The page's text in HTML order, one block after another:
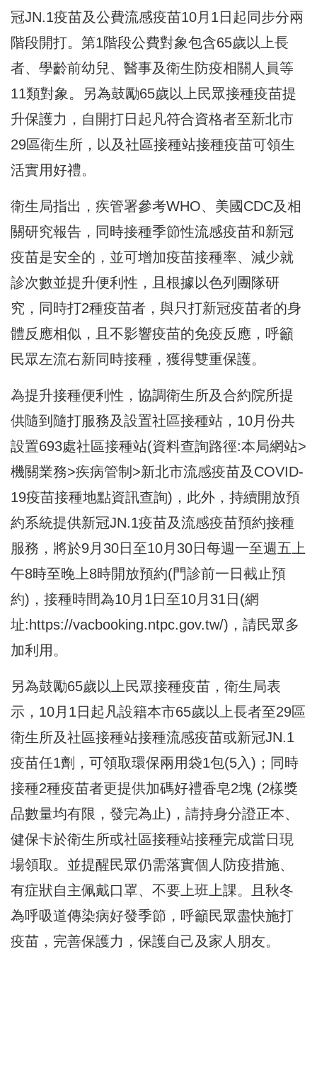
冠JN.1疫苗及公費流感疫苗10月1日起同步分兩
階段開打。第1階段公費對象包含65歲以上長
者、學齡前幼兒、醫事及衛生防疫相關人員等
11類對象。另為鼓勵65歲以上民眾接種疫苗提
升保護力，自開打日起凡符合資格者至新北市
29區衛生所，以及社區接種站接種疫苗可領生
活實用好禮。
衛生局指出，疾管署參考WHO、美國CDC及相
關研究報告，同時接種季節性流感疫苗和新冠
疫苗是安全的，並可增加疫苗接種率、減少就
診次數並提升便利性，且根據以色列團隊研
究，同時打2種疫苗者，與只打新冠疫苗者的身
體反應相似，且不影響疫苗的免疫反應，呼籲
民眾左流右新同時接種，獲得雙重保護。
為提升接種便利性，協調衛生所及合約院所提
供隨到隨打服務及設置社區接種站，10月份共
設置693處社區接種站(資料查詢路徑:本局網站>
機關業務>疾病管制>新北市流感疫苗及COVID-
19疫苗接種地點資訊查詢)，此外，持續開放預
約系統提供新冠JN.1疫苗及流感疫苗預約接種
服務，將於9月30日至10月30日每週一至週五上
午8時至晚上8時開放預約(門診前一日截止預
約)，接種時間為10月1日至10月31日(網
址:https://vacbooking.ntpc.gov.tw/)，請民眾多
加利用。
另為鼓勵65歲以上民眾接種疫苗，衛生局表
示，10月1日起凡設籍本市65歲以上長者至29區
衛生所及社區接種站接種流感疫苗或新冠JN.1
疫苗任1劑，可領取環保兩用袋1包(5入)；同時
接種2種疫苗者更提供加碼好禮香皂2塊 (2樣獎
品數量均有限，發完為止)，請持身分證正本、
健保卡於衛生所或社區接種站接種完成當日現
場領取。並提醒民眾仍需落實個人防疫措施、
有症狀自主佩戴口罩、不要上班上課。且秋冬
為呼吸道傳染病好發季節，呼籲民眾盡快施打
疫苗，完善保護力，保護自己及家人朋友。